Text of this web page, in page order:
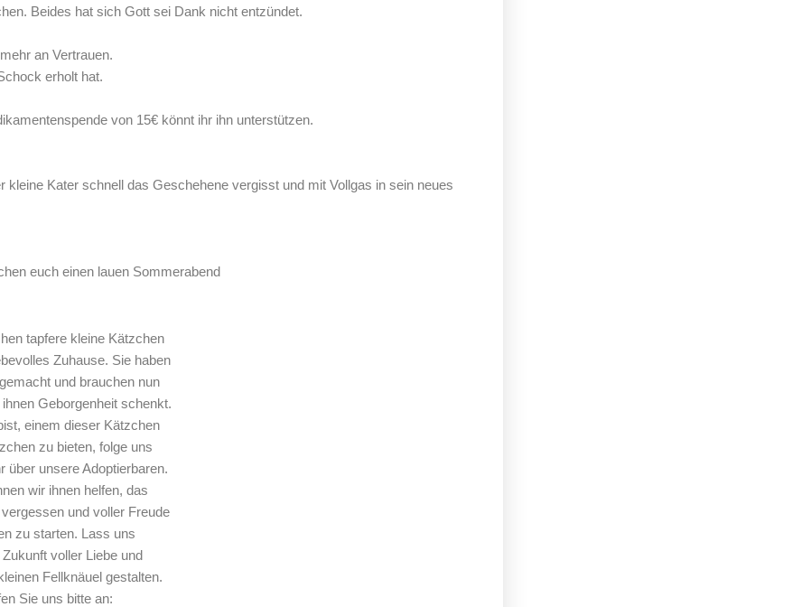
Beides hat sich Gott sei Dank nicht entzündet.
an Vertrauen.
erholt hat.
von 15€ könnt ihr ihn unterstützen.
Kater schnell das Geschehene vergisst und mit Vollgas in sein neues
euch einen lauen Sommerabend
tapfere kleine Kätzchen
Zuhause. Sie haben
und brauchen nun
Geborgenheit schenkt.
einem dieser Kätzchen
zu bieten, folge uns
über unsere Adoptierbaren.
wir ihnen helfen, das
und voller Freude
zu starten. Lass uns
voller Liebe und
Fellknäuel gestalten.
Sie uns bitte an: